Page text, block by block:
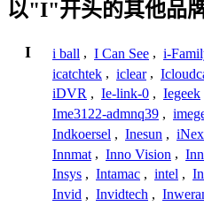
以"I"开头的其他品
I i ball , I Can See , i-
icatchtek , iclear ,
iDVR , Ie-link-0 , Iegeek
Ime3122-admnq39 ,
Indkoersel , Inesun ,
Innmat , Inno Vision ,
Insys , Intamac , intel ,
Invid , Invidtech ,